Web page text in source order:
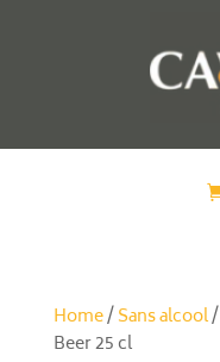
Home/Sans alcool/
Beer 25 cl